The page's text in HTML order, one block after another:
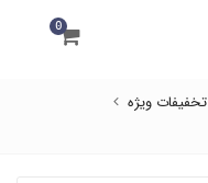
0
تخفیفات ویژه